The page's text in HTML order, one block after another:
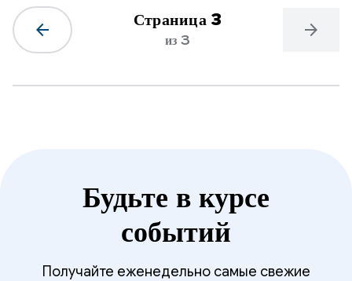
arrow_back Страница 3
из 3 arrow_forward
Будьте в курсе
событий
Получайте еженедельно самые свежие